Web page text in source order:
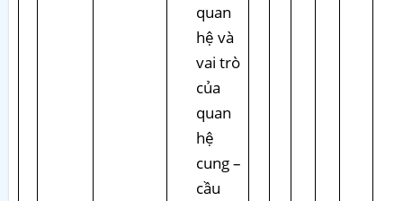
quan
hệ và
vai trò
của
quan
hệ
cung –
cầu